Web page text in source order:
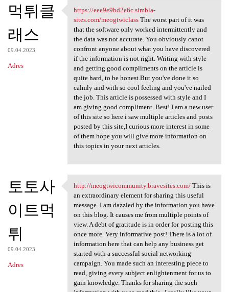
먹튀클
래스
09.04.2023
Adres
https://eee9e9bd2e6c.simbla
https://eee9e9bd2e6c.simbla-
sites.com/meogtwiclassThe worst part of it was
that the software only worked intermittently and
the data was not accurate. You obviously canot
confront anyone about what you have discovered
if the information is not right. Writing with style
and getting good compliments on the article is
quite hard, to be honest.But you've done it so
calmly and with so cool feeling and you've nailed
the job. This article is possessed with style and I
am giving good compliment. Best! I am a new user
of this site so here i saw multiple articles and posts
posted by this site,I curious more interest in some
of them hope you will give more information on
this topics in your next articles.
토토사
이트먹
튀
09.04.2023
Adres
http://meogtwicommunity
http://meogtwicommunity.bravesites.com/This is
an extraordinary element for sharing this useful
message. I am dazzled by the information you have
on this blog. It causes me from multiple points of
view. A debt of gratitude is in order for posting this
once more. Very informative post! There is a lot of
information here that can help any business get
started with a successful social networking
campaign. You made such an interesting piece to
read, giving every subject enlightenment for us to
gain knowledge. Thanks for sharing the such